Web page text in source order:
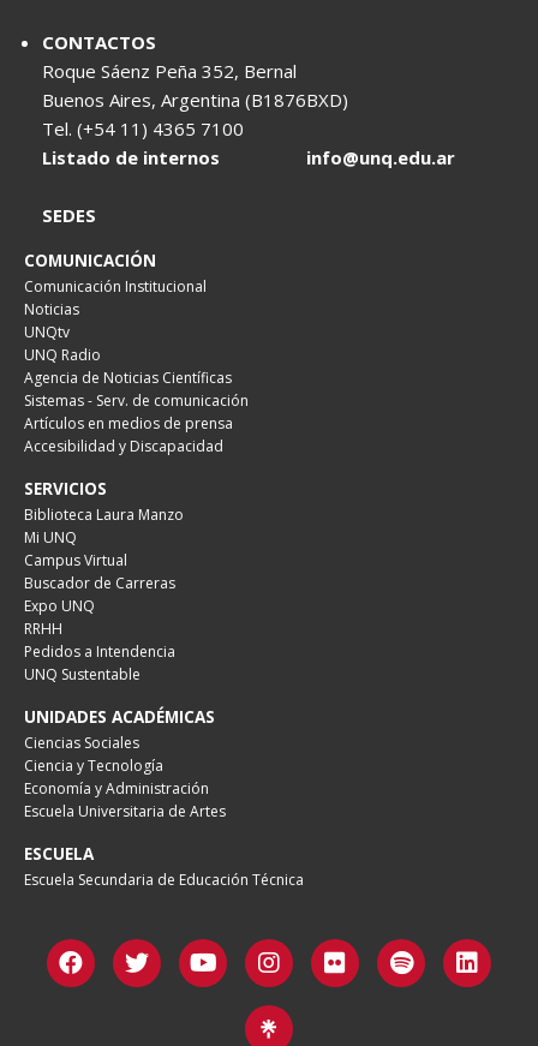
CONTACTOS
Roque Sáenz Peña 352, Bernal
Buenos Aires, Argentina (B1876BXD)
Tel. (+54 11) 4365 7100
Listado de internos
info@unq.edu.ar
SEDES
COMUNICACIÓN
Comunicación Institucional
Noticias
UNQtv
UNQ Radio
Agencia de Noticias Científicas
Sistemas - Serv. de comunicación
Artículos en medios de prensa
Accesibilidad y Discapacidad
SERVICIOS
Biblioteca Laura Manzo
Mi UNQ
Campus Virtual
Buscador de Carreras
Expo UNQ
RRHH
Pedidos a Intendencia
UNQ Sustentable
UNIDADES ACADÉMICAS
Ciencias Sociales
Ciencia y Tecnología
Economía y Administración
Escuela Universitaria de Artes
ESCUELA
Escuela Secundaria de Educación Técnica